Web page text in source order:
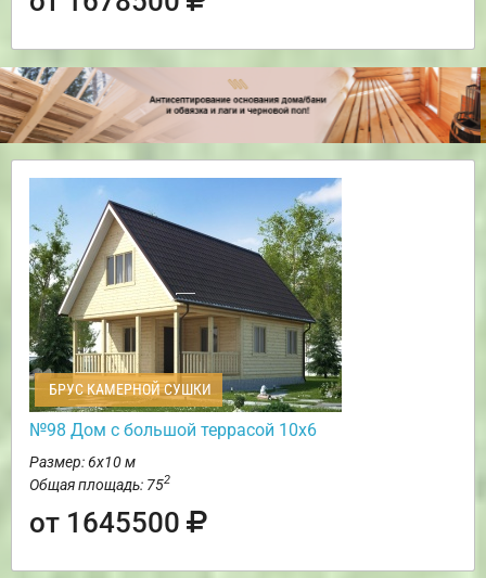
БРУС КАМЕРНОЙ СУШКИ
№98 Дом с большой террасой 10х6
Размер: 6х10 м
Общая площадь: 752
от 1645500